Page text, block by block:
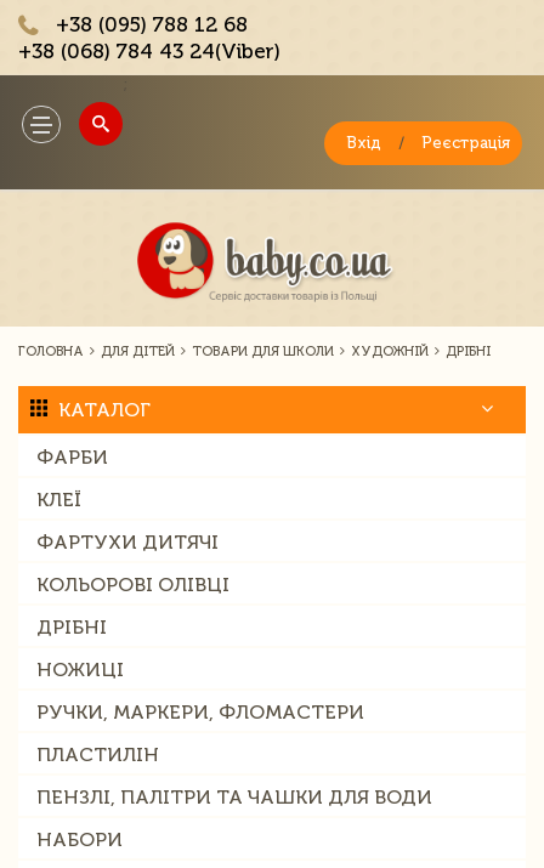
+38 (095) 788 12 68
+38 (068) 784 43 24(Viber)
Toggle
navigation
Вхід / Реєстрація
ГОЛОВНА ДЛЯ ДІТЕЙ ТОВАРИ ДЛЯ ШКОЛИ ХУДОЖНІЙ ДРІБНІ
КАТАЛОГ
ФАРБИ
КЛЕЇ
ФАРТУХИ ДИТЯЧІ
КОЛЬОРОВІ ОЛІВЦІ
ДРІБНІ
НОЖИЦІ
РУЧКИ, МАРКЕРИ, ФЛОМАСТЕРИ
ПЛАСТИЛІН
ПЕНЗЛІ, ПАЛІТРИ ТА ЧАШКИ ДЛЯ ВОДИ
НАБОРИ